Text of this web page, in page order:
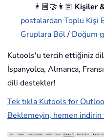
👩🏼‍🤝‍👩🏻 Kişiler
postalardan Toplu Kişi
Gruplara Böl/ Doğum
Kutools'u tercih ettiğiniz
İspanyolca, Almanca,
dili destekler!
Tek tıkla Kutools for
Beklemeyin, hemen indirin